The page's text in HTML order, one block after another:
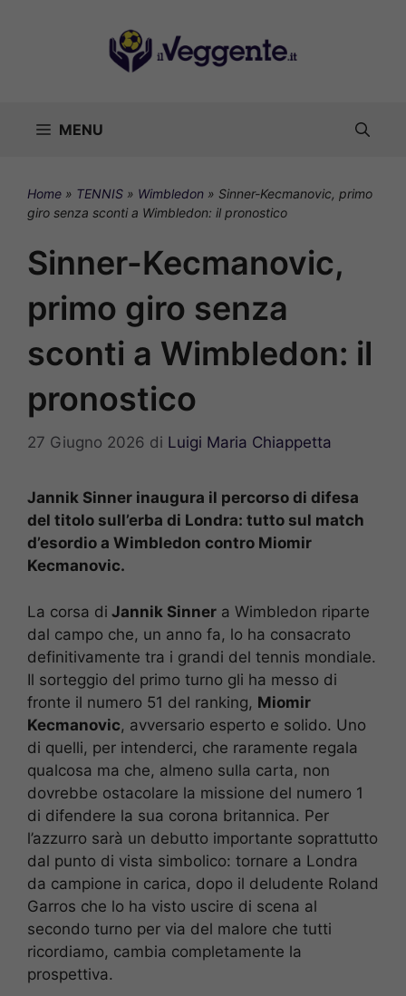
MENU
Home » TENNIS » Wimbledon » Sinner-Kecmanovic, primo
giro senza sconti a Wimbledon: il pronostico
Sinner-Kecmanovic,
primo giro senza
sconti a Wimbledon: il
pronostico
27 Giugno 2026 di Luigi Maria Chiappetta
Jannik Sinner inaugura il percorso di difesa
del titolo sull’erba di Londra: tutto sul match
d’esordio a Wimbledon contro Miomir
Kecmanovic.
La corsa di Jannik Sinner a Wimbledon riparte
dal campo che, un anno fa, lo ha consacrato
definitivamente tra i grandi del tennis mondiale.
Il sorteggio del primo turno gli ha messo di
fronte il numero 51 del ranking, Miomir
Kecmanovic, avversario esperto e solido. Uno
di quelli, per intenderci, che raramente regala
qualcosa ma che, almeno sulla carta, non
dovrebbe ostacolare la missione del numero 1
di difendere la sua corona britannica. Per
l’azzurro sarà un debutto importante soprattutto
dal punto di vista simbolico: tornare a Londra
da campione in carica, dopo il deludente Roland
Garros che lo ha visto uscire di scena al
secondo turno per via del malore che tutti
ricordiamo, cambia completamente la
prospettiva.